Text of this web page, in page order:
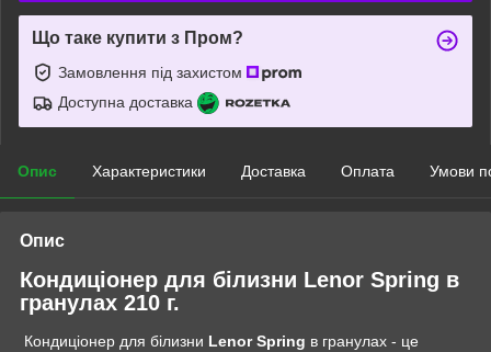
Що таке купити з Пром?
Замовлення під захистом
Доступна доставка
Опис Характеристики Доставка Оплата Умови
Опис
Кондиціонер для білизни Lenor Spring в
гранулах 210 г.
Кондиціонер для білизни Lenor Spring в гранулах - це